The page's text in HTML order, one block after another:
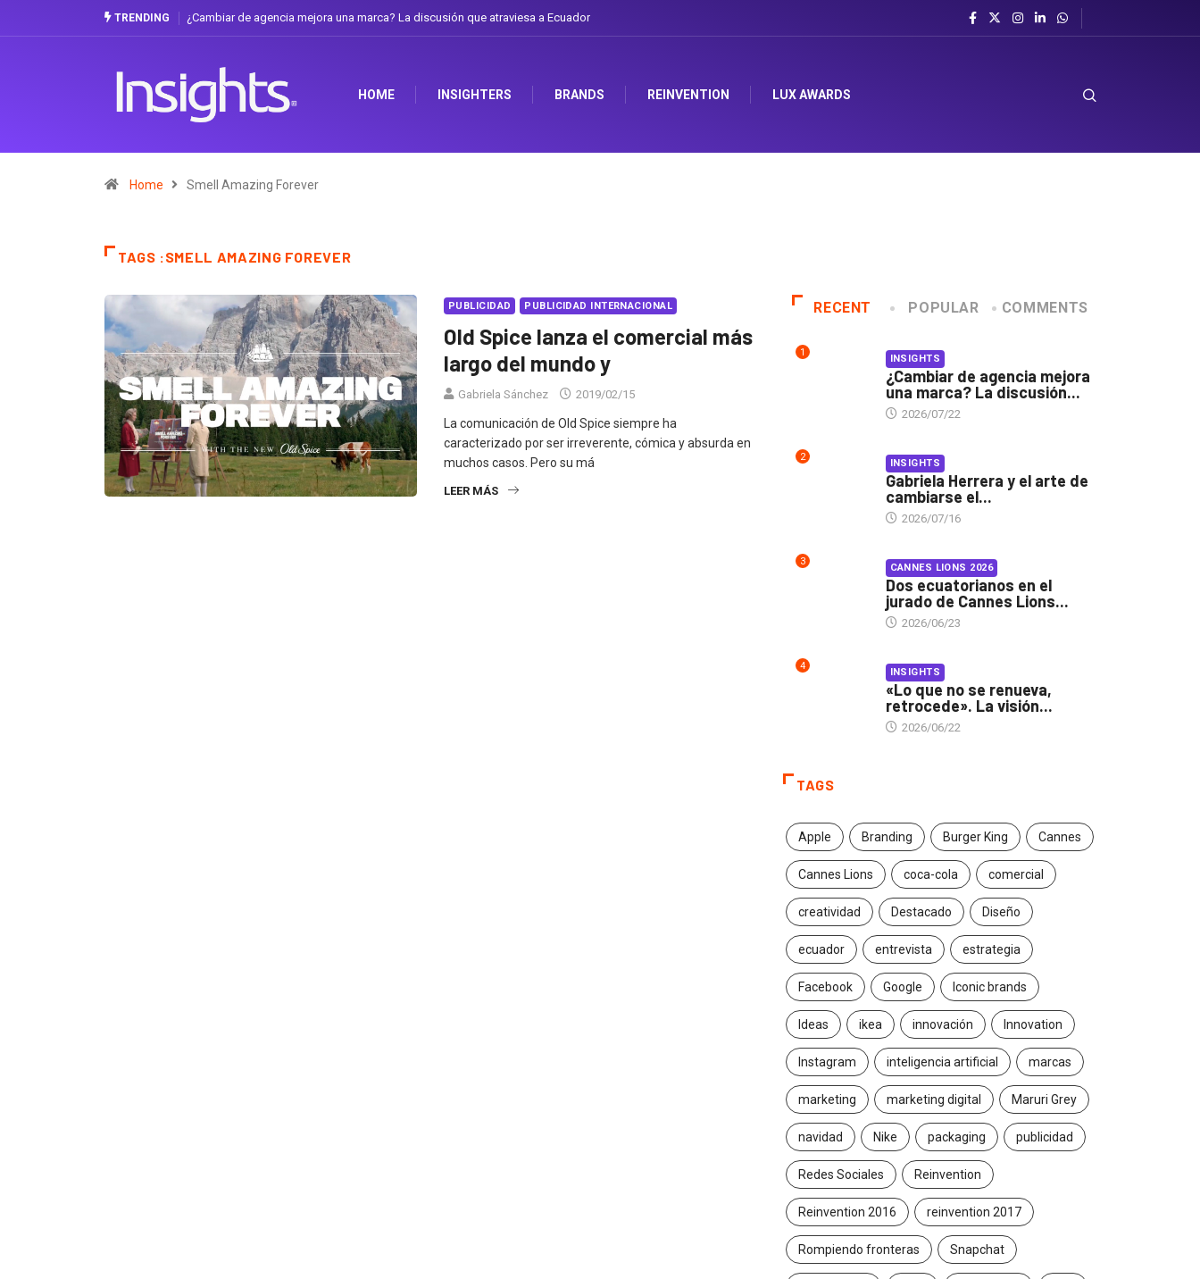
TRENDING ¿Cambiar de agencia mejora una marca? La discusión que atraviesa a Ecuador
HOME INSIGHTERS BRANDS REINVENTION LUX AWARDS
Home Smell Amazing Forever
TAGS :SMELL AMAZING FOREVER
PUBLICIDAD PUBLICIDAD INTERNACIONAL
Old Spice lanza el comercial más
largo del mundo y
Gabriela Sánchez 2019/02/15
La comunicación de Old Spice siempre ha
caracterizado por ser irreverente, cómica y absurda en
muchos casos. Pero su má
LEER MÁS
RECENT POPULAR COMMENTS
1 INSIGHTS
¿Cambiar de agencia mejora
una marca? La discusión...
2026/07/22
2 INSIGHTS
Gabriela Herrera y el arte de
cambiarse el...
2026/07/16
3 CANNES LIONS 2026
Dos ecuatorianos en el
jurado de Cannes Lions...
2026/06/23
4 INSIGHTS
«Lo que no se renueva,
retrocede». La visión...
2026/06/22
TAGS
Apple Branding Burger King Cannes
Cannes Lions coca-cola comercial
creatividad Destacado Diseño
ecuador entrevista estrategia
Facebook Google Iconic brands
Ideas ikea innovación Innovation
Instagram inteligencia artificial marcas
marketing marketing digital Maruri Grey
navidad Nike packaging publicidad
Redes Sociales Reinvention
Reinvention 2016 reinvention 2017
Rompiendo fronteras Snapchat